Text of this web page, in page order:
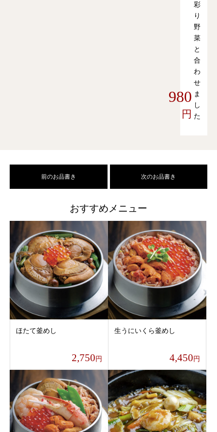
彩
り
野
菜
と
合
わ
せ
ま
し
た
980
円
前のお品書き 次のお品書き
おすすめメニュー
ほたて釜めし
2,750 円
生うにいくら釜めし
4,450 円